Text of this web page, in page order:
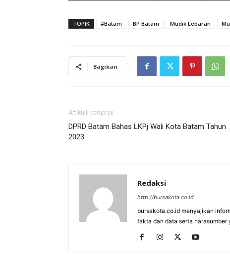
TOPIK #Batam BP Batam Mudik Lebaran
Bagikan
Artikulli paraprak
DPRD Batam Bahas LKPj Wali Kota Batam Tahun
2023
Redaksi
http://bursakota.co.id
bursakota.co.id menyajikan
fakta dan data serta narasumber